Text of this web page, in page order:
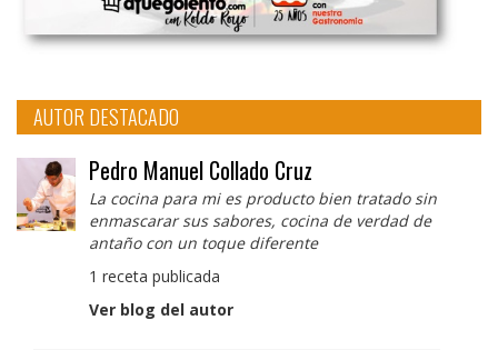
AUTOR DESTACADO
Pedro Manuel Collado Cruz
La cocina para mi es producto bien tratado sin
enmascarar sus sabores, cocina de verdad de
antaño con un toque diferente
1 receta publicada
Ver blog del autor